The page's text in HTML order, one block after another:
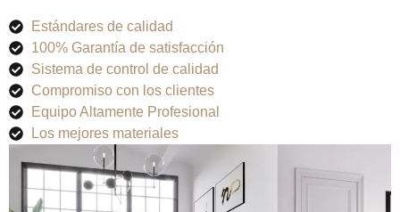
Estándares de calidad
100% Garantía de satisfacción
Sistema de control de calidad
Compromiso con los clientes
Equipo Altamente Profesional
Los mejores materiales